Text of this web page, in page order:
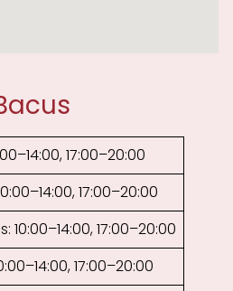
17:00–20:00
17:00–20:00
10:00–14:00, 17:00–20:00
17:00–20:00